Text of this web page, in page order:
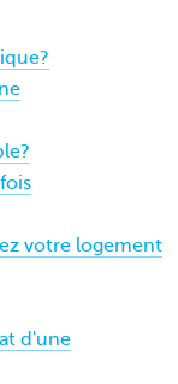
votre logement
d'une